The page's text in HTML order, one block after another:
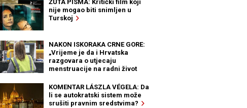
ŽUTA PISMA: Kritički film koji
nije mogao biti snimljen u
Turskoj
NAKON ISKORAKA CRNE GORE:
„Vrijeme je da i Hrvatska
razgovara o utjecaju
menstruacije na radni život
KOMENTAR LÁSZLA VÉGELA: Da
li se autokratski sistem može
srušiti pravnim sredstvima?